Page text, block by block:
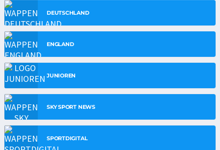
DEUTSCHLAND
ENGLAND
JUNIOREN
SKY SPORT NEWS
SPORTDIGITAL